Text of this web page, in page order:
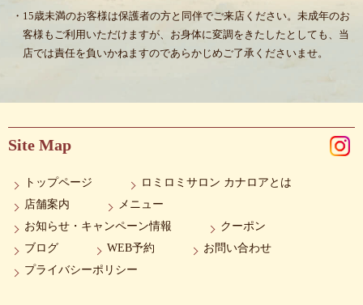
・15歳未満のお客様は保護者の方と同伴でご来店ください。未成年のお
客様もご利用いただけますが、お身体に変調をきたしたとしても、当
店では責任を負いかねますのであらかじめご了承くださいませ。
Site Map
トップページ
ロミロミサロン カナロアとは
店舗案内
メニュー
お知らせ・キャンペーン情報
クーポン
ブログ
WEB予約
お問い合わせ
プライバシーポリシー